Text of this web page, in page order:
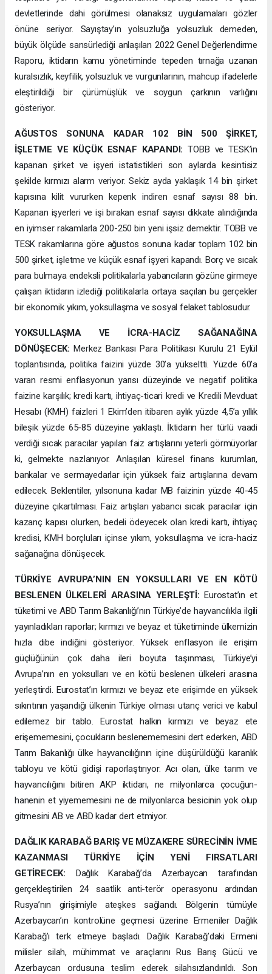
devletlerinde dahi görülmesi olanaksız uygulamaları gözler
önüne seriyor. Sayıştay’ın yolsuzluğa yolsuzluk demeden,
büyük ölçüde sansürlediği anlaşılan 2022 Genel Değerlendirme
Raporu, iktidarın kamu yönetiminde tepeden tırnağa uzanan
kuralsızlık, keyfilik, yolsuzluk ve vurgunlarının, mahcup ifadelerle
eleştirildiği bir çürümüşlük ve soygun çarkının varlığını
gösteriyor.
AĞUSTOS SONUNA KADAR 102 BİN 500 ŞİRKET,
İŞLETME VE KÜÇÜK ESNAF KAPANDI: TOBB ve TESK’in
kapanan şirket ve işyeri istatistikleri son aylarda kesintisiz
şekilde kırmızı alarm veriyor. Sekiz ayda yaklaşık 14 bin şirket
kapısına kilit vururken kepenk indiren esnaf sayısı 88 bin.
Kapanan işyerleri ve işi bırakan esnaf sayısı dikkate alındığında
en iyimser rakamlarla 200-250 bin yeni işsiz demektir. TOBB ve
TESK rakamlarına göre ağustos sonuna kadar toplam 102 bin
500 şirket, işletme ve küçük esnaf işyeri kapandı. Borç ve sıcak
para bulmaya endeksli politikalarla yabancıların gözüne girmeye
çalışan iktidarın izlediği politikalarla ortaya saçılan bu gerçekler
bir ekonomik yıkım, yoksullaşma ve sosyal felaket tablosudur.
YOKSULLAŞMA VE İCRA-HACİZ SAĞANAĞINA
DÖNÜŞECEK:Merkez Bankası Para Politikası Kurulu 21 Eylül
toplantısında, politika faizini yüzde 30’a yükseltti. Yüzde 60’a
varan resmi enflasyonun yarısı düzeyinde ve negatif politika
faizine karşılık; kredi kartı, ihtiyaç-ticari kredi ve Kredili Mevduat
Hesabı (KMH) faizleri 1 Ekim’den itibaren aylık yüzde 4,5’a yıllık
bileşik yüzde 65-85 düzeyine yaklaştı. İktidarın her türlü vaadi
verdiği sıcak paracılar yapılan faiz artışlarını yeterli görmüyorlar
ki, gelmekte nazlanıyor. Anlaşılan küresel finans kurumları,
bankalar ve sermayedarlar için yüksek faiz artışlarına devam
edilecek. Beklentiler, yılsonuna kadar MB faizinin yüzde 40-45
düzeyine çıkartılması. Faiz artışları yabancı sıcak paracılar için
kazanç kapısı olurken, bedeli ödeyecek olan kredi kartı, ihtiyaç
kredisi, KMH borçluları içinse yıkım, yoksullaşma ve icra-haciz
sağanağına dönüşecek.
TÜRKİYE AVRUPA’NIN EN YOKSULLARI VE EN KÖTÜ
BESLENEN ÜLKELERİ ARASINA YERLEŞTİ:Eurostat’ın et
tüketimi ve ABD Tarım Bakanlığı’nın Türkiye’de hayvancılıkla ilgili
yayınladıkları raporlar; kırmızı ve beyaz et tüketiminde ülkemizin
hızla dibe indiğini gösteriyor. Yüksek enflasyon ile erişim
güçlüğünün çok daha ileri boyuta taşınması, Türkiye’yi
Avrupa’nın en yoksulları ve en kötü beslenen ülkeleri arasına
yerleştirdi. Eurostat’ın kırmızı ve beyaz ete erişimde en yüksek
sıkıntının yaşandığı ülkenin Türkiye olması utanç verici ve kabul
edilemez bir tablo. Eurostat halkın kırmızı ve beyaz ete
erişememesini, çocukların beslenememesini dert ederken, ABD
Tarım Bakanlığı ülke hayvancılığının içine düşürüldüğü karanlık
tabloyu ve kötü gidişi raporlaştırıyor. Acı olan, ülke tarım ve
hayvancılığını bitiren AKP iktidarı, ne milyonlarca çocuğun-
hanenin et yiyememesini ne de milyonlarca besicinin yok olup
gitmesini AB ve ABD kadar dert etmiyor.
DAĞLIK KARABAĞ BARIŞ VE MÜZAKERE SÜRECİNİN İVME
KAZANMASI TÜRKİYE İÇİN YENİ FIRSATLARI
GETİRECEK: Dağlık Karabağ’da Azerbaycan tarafından
gerçekleştirilen 24 saatlik anti-terör operasyonu ardından
Rusya’nın girişimiyle ateşkes sağlandı. Bölgenin tümüyle
Azerbaycan’ın kontrolüne geçmesi üzerine Ermeniler Dağlık
Karabağ’ı terk etmeye başladı. Dağlık Karabağ’daki Ermeni
milisler silah, mühimmat ve araçlarını Rus Barış Gücü ve
Azerbaycan ordusuna teslim ederek silahsızlandırıldı. Son